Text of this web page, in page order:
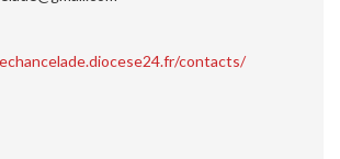
contacts/